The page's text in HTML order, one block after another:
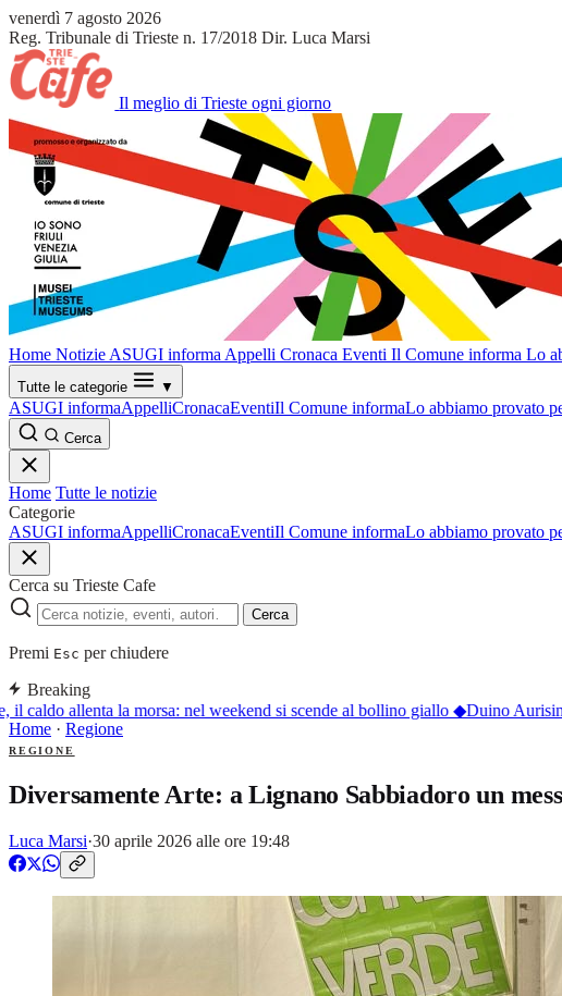
venerdì 7 agosto 2026
Reg. Tribunale di Trieste n. 17/2018 Dir. Luca Marsi
Il meglio di Trieste ogni giorno
Home Notizie ASUGI informa Appelli Cronaca Eventi Il Comune informa Lo
Tutte le categorie ▼
ASUGI informaAppelliCronacaEventiIl Comune informaLo abbiamo provato
Cerca
Home Tutte le notizie
Categorie
ASUGI informaAppelliCronacaEventiIl Comune informaLo abbiamo provato
Cerca su Trieste Cafe
Cerca
Premi Esc per chiudere
Breaking
caldo allenta la morsa: nel weekend si scende al bollino giallo◆Duino Aurisina,
Home · Regione
REGIONE
Diversamente Arte: a Lignano Sabbiadoro un
Luca Marsi·30 aprile 2026 alle ore 19:48